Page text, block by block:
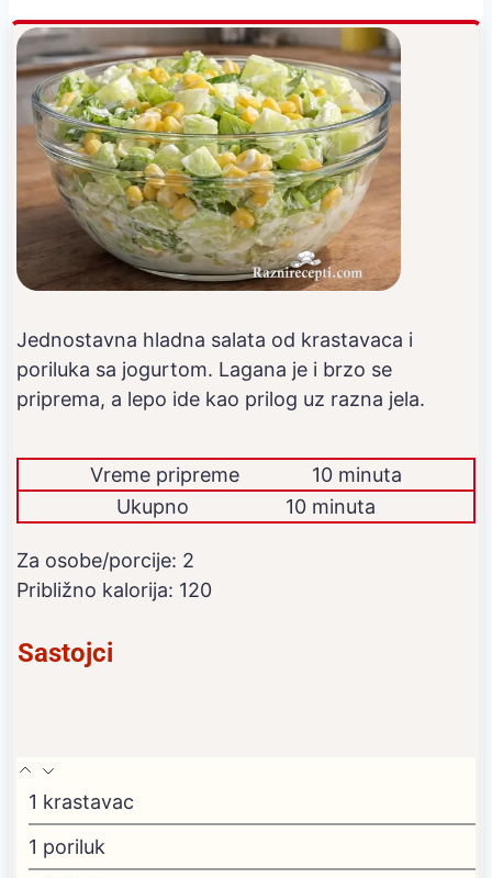
Jednostavna hladna salata od krastavaca i
poriluka sa jogurtom. Lagana je i brzo se
priprema, a lepo ide kao prilog uz razna jela.
Vreme pripreme
10 minuta
Ukupno
10 minuta
Za osobe/porcije: 2
Približno kalorija: 120
Sastojci
1 krastavac
1 poriluk